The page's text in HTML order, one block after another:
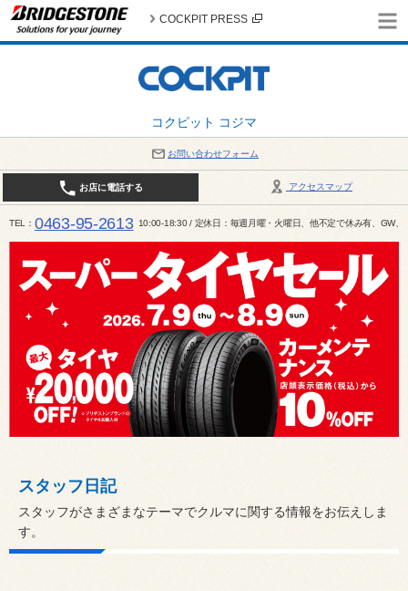
コクピット コジマ
COCKPIT PRESS
お問い合わせフォーム
アクセスマップ
お店に電話する
TEL 0463-95-2613 10:00-18:30 / 定休日：毎週月曜・火曜日、他不定で休み有、GW、
スタッフ日記
スタッフがさまざまなテーマでクルマに関する情報をお伝えしま
す。